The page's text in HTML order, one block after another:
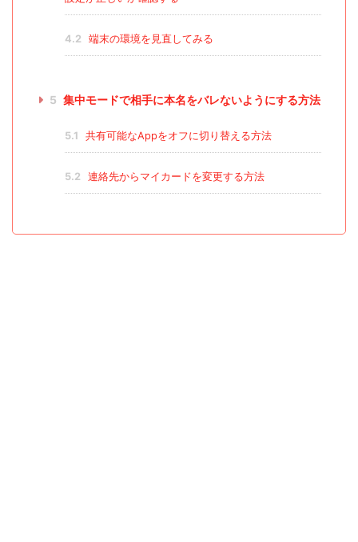
4.2 端末の環境を見直してみる
5 集中モードで相手に本名をバレないようにする方法
5.1 共有可能なAppをオフに切り替える方法
5.2 連絡先からマイカードを変更する方法